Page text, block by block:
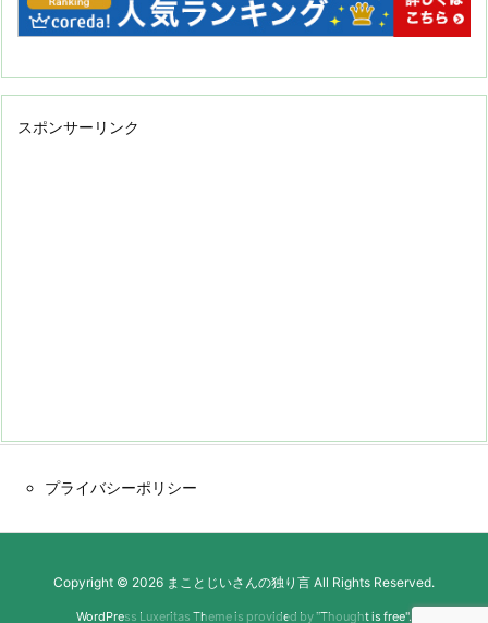
スポンサーリンク
プライバシーポリシー
Copyright © 2026 まことじいさんの独り言 All Rights Reserved.
WordPress Luxeritas Theme is provided by "Thought is free".